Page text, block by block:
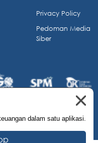
dalam satu aplikasi.
Privacy Policy
Pedoman Media
Siber
Reserved.